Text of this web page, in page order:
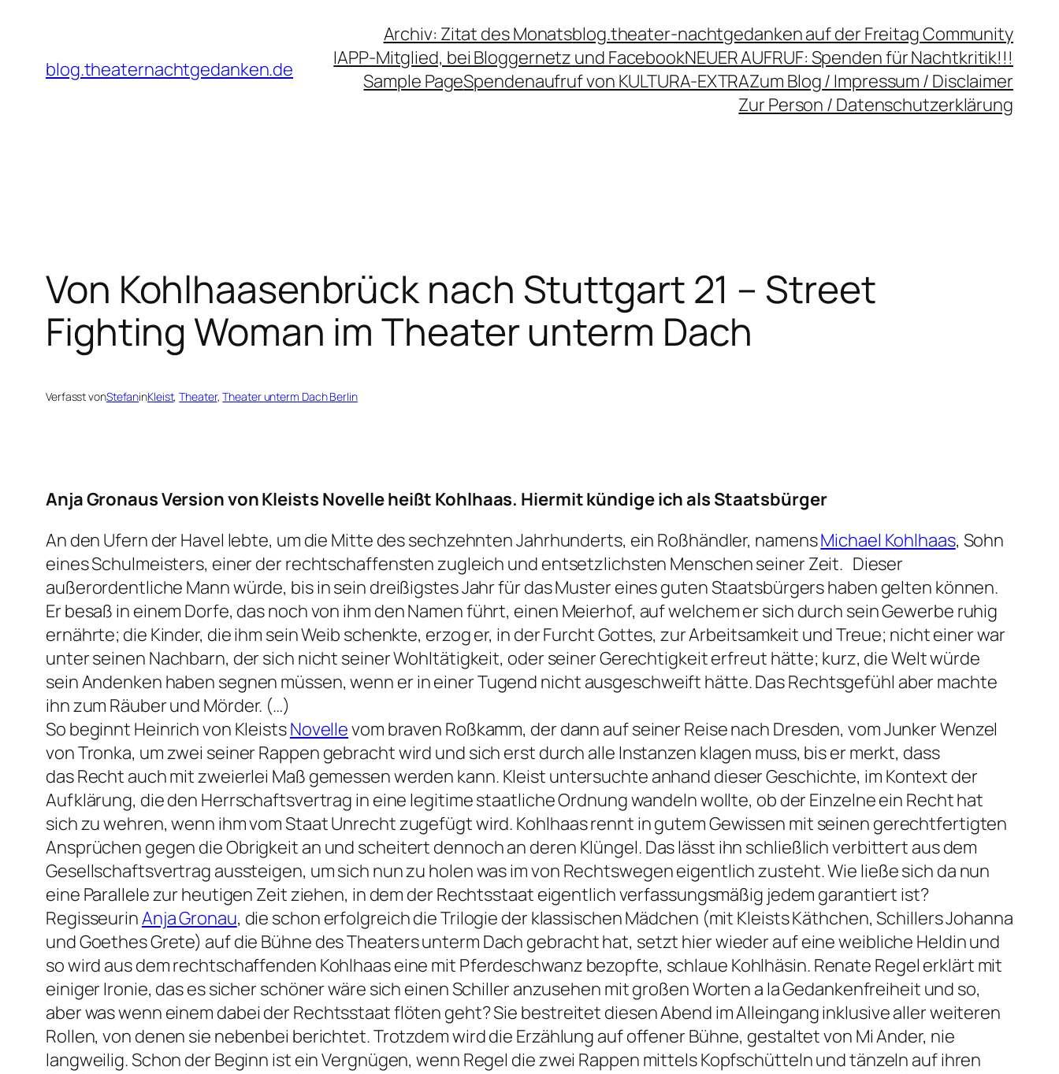
springenblog.theaternachtgedanken.de
Archiv: Zitat des Monatsblog.theater-nachtgedanken auf der Freitag Community
IAPP-Mitglied, bei Bloggernetz und FacebookNEUER AUFRUF: Spenden für Nachtkritik!!!
Sample PageSpendenaufruf von KULTURA-EXTRAZum Blog / Impressum / Disclaimer
Zur Person / Datenschutzerklärung
Von Kohlhaasenbrück nach Stuttgart 21 – Street
Fighting Woman im Theater unterm Dach
Verfasst vonStefaninKleist, Theater, Theater unterm Dach Berlin
Anja Gronaus Version von Kleists Novelle heißt Kohlhaas. Hiermit kündige ich als Staatsbürger
An den Ufern der Havel lebte, um die Mitte des sechzehnten Jahrhunderts, ein Roßhändler, namensMichael Kohlhaas, Sohn
eines Schulmeisters, einer der rechtschaffensten zugleich und entsetzlichsten Menschen seiner Zeit.  Dieser
außerordentliche Mann würde, bis in sein dreißigstes Jahr für das Muster eines guten Staatsbürgers haben gelten können.
Er besaß in einem Dorfe, das noch von ihm den Namen führt, einen Meierhof, auf welchem er sich durch sein Gewerbe ruhig
ernährte; die Kinder, die ihm sein Weib schenkte, erzog er, in der Furcht Gottes, zur Arbeitsamkeit und Treue; nicht einer war
unter seinen Nachbarn, der sich nicht seiner Wohltätigkeit, oder seiner Gerechtigkeit erfreut hätte; kurz, die Welt würde
sein Andenken haben segnen müssen, wenn er in einer Tugend nicht ausgeschweift hätte. Das Rechtsgefühl aber machte
ihn zum Räuber und Mörder. (…)
So beginnt Heinrich von KleistsNovellevom braven Roßkamm, der dann auf seiner Reise nach Dresden, vom Junker Wenzel
von Tronka, um zwei seiner Rappen gebracht wird und sich erst durch alle Instanzen klagen muss, bis er merkt, dass
das Recht auch mit zweierlei Maß gemessen werden kann. Kleist untersuchte anhand dieser Geschichte, im Kontext der
Aufklärung, die den Herrschaftsvertrag in eine legitime staatliche Ordnung wandeln wollte, ob der Einzelne ein Recht hat
sich zu wehren, wenn ihm vom Staat Unrecht zugefügt wird. Kohlhaas rennt in gutem Gewissen mit seinen gerechtfertigten
Ansprüchen gegen die Obrigkeit an und scheitert dennoch an deren Klüngel. Das lässt ihn schließlich verbittert aus dem
Gesellschaftsvertrag aussteigen, um sich nun zu holen was im von Rechtswegen eigentlich zusteht. Wie ließe sich da nun
eine Parallele zur heutigen Zeit ziehen, in dem der Rechtsstaat eigentlich verfassungsmäßig jedem garantiert ist?
RegisseurinAnja Gronau, die schon erfolgreich die Trilogie der klassischen Mädchen (mit Kleists Käthchen, Schillers Johanna
und Goethes Grete) auf die Bühne des Theaters unterm Dach gebracht hat, setzt hier wieder auf eine weibliche Heldin und
so wird aus dem rechtschaffenden Kohlhaas eine mit Pferdeschwanz bezopfte, schlaue Kohlhäsin. Renate Regel erklärt mit
einiger Ironie, das es sicher schöner wäre sich einen Schiller anzusehen mit großen Worten a la Gedankenfreiheit und so,
aber was wenn einem dabei der Rechtsstaat flöten geht? Sie bestreitet diesen Abend im Alleingang inklusive aller weiteren
Rollen, von denen sie nebenbei berichtet. Trotzdem wird die Erzählung auf offener Bühne, gestaltet von Mi Ander, nie
langweilig. Schon der Beginn ist ein Vergnügen, wenn Regel die zwei Rappen mittels Kopfschütteln und tänzeln auf ihren